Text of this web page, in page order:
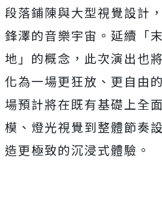
段落鋪陳與大型視覺設計，
鋒澤的音樂宇宙。延續「
地」 的概念，此次演出也
化為一場更狂放、 更自由
場預計將在既有基礎上全
模、燈光視覺到整體節奏
造更極致的沉浸式體驗。